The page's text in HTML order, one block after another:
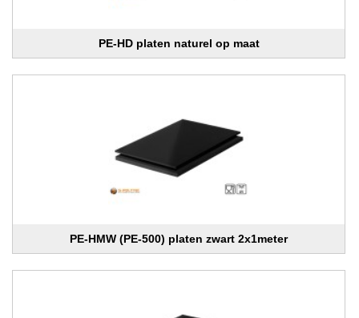
PE-HD platen naturel op maat
PE-HMW (PE-500) platen zwart 2x1meter